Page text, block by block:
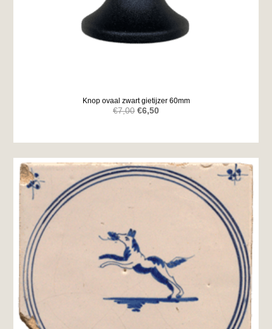
Knop ovaal zwart gietijzer 60mm
€7,00 Oorspronkelijke
was:
€7,00.
€6,50Huidige
is:
€6,50.